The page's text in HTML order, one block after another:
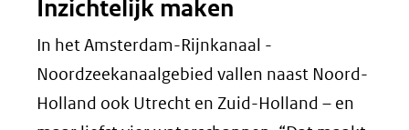
Inzichtelijk maken
In het Amsterdam-Rijnkanaal -
Noordzeekanaalgebied vallen naast Noord-
Holland ook Utrecht en Zuid-Holland – en